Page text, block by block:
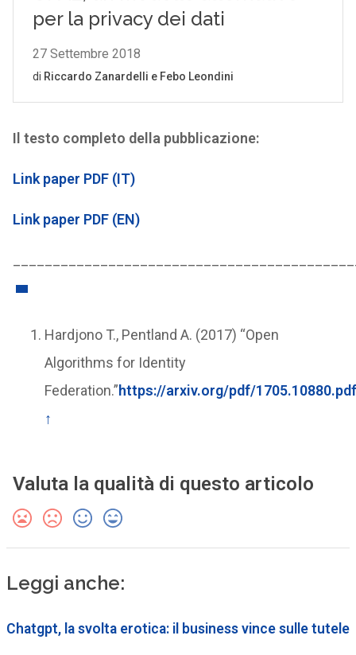
Il testo completo della pubblicazione:
Link paper PDF (IT)
Link paper PDF (EN)
Hardjono T., Pentland A. (2017) “Open
Algorithms for Identity
Federation.”https://arxiv.org/pdf/1705.10880.pdf
↑
Valuta la qualità di questo articolo
Leggi anche:
Chatgpt, la svolta erotica: il business vince sulle tutele